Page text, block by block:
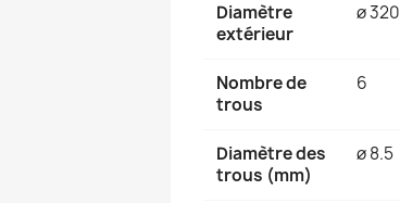
Diamètre
extérieur
ø 320
Nombre de
trous
6
Diamètre des
trous (mm)
ø 8.5